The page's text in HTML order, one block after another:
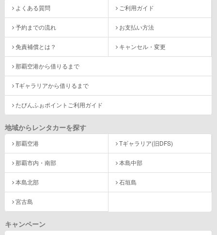
よくある質問 ご利用ガイド
予約までの流れ お支払い方法
免責補償とは？ キャンセル・変更
那覇空港から借りるまで
Tギャラリアから借りるまで
たびんふぉポイントご利用ガイド
地域からレンタカーを探す
那覇空港 Tギャラリア(旧DFS)
那覇市内・南部 本島中部
本島北部 石垣島
宮古島
キャンペーン